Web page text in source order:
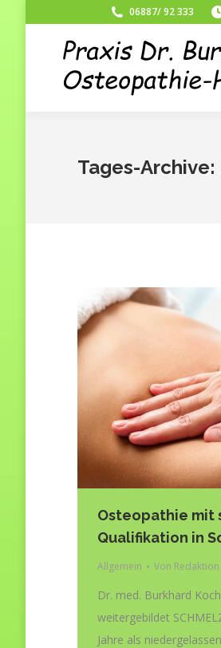
06887/ 92 333
Tages-Archive:
Osteopathie mit
Qualifikation in
Allgemein Von Redaktion
Dr. med. Burkhard
weitergebildet
Jahre als